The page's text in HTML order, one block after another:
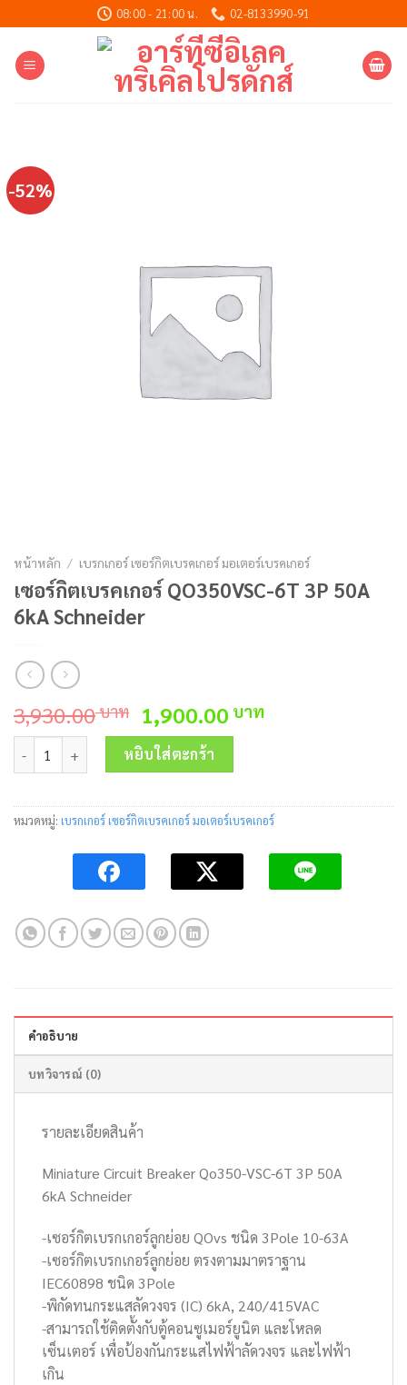
to
content
08:00 - 21:00 น. 02-8133990-91
-52%
หน้าหลัก / เบรกเกอร์ เซอร์กิตเบรคเกอร์ มอเตอร์เบรคเกอร์
เซอร์กิตเบรคเกอร์ QO350VSC-6T 3P 50A
6kA Schneider
3,930.00บาท Original
price
was:
3,930.00 บาท.
1,900.00 บาท
จำนวน เซอร์กิตเบรคเกอร์ QO350VSC-6T 3P 50A 6kA Schneider ชิ้น
หยิบใส่ตะกร้า
หมวดหมู่: เบรกเกอร์ เซอร์กิตเบรคเกอร์ มอเตอร์เบรคเกอร์
คำอธิบาย
บทวิจารณ์ (0)
รายละเอียดสินค้า
Miniature Circuit Breaker Qo350-VSC-6T 3P 50A
6kA Schneider
-เซอร์กิตเบรกเกอร์ลูกย่อย QOvs ชนิด 3Pole 10-63A
-เซอร์กิตเบรกเกอร์ลูกย่อย ตรงตามมาตราฐาน
IEC60898 ชนิด 3Pole
-พิกัดทนกระแสลัดวงจร (IC) 6kA, 240/415VAC
-สามารถใช้ติดตั้งกับตู้คอนซูเมอร์ยูนิต และโหลด
เซ็นเตอร์ เพื่อป้องกันกระแสไฟฟ้าลัดวงจร และไฟฟ้า
เกิน